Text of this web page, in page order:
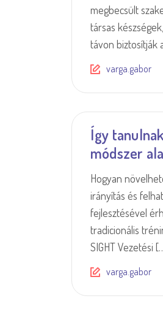
megbecsült
társas
távon biztosítják
varga.gabor
Így
módszer
Hogyan
irányítás és
fejlesztésével
tradicionális
SIGHT Vezetési
varga.gabor